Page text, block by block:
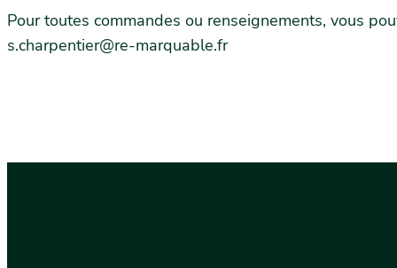
Pour toutes commandes ou renseignements, vous
s.charpentier@re-marquable.fr